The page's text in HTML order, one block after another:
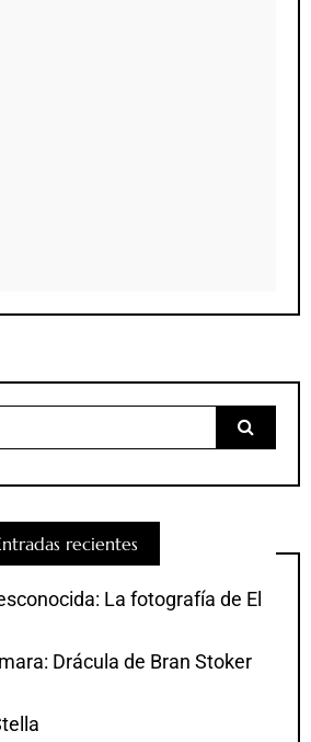
recientes
La fotografía de El
Drácula de Bran Stoker